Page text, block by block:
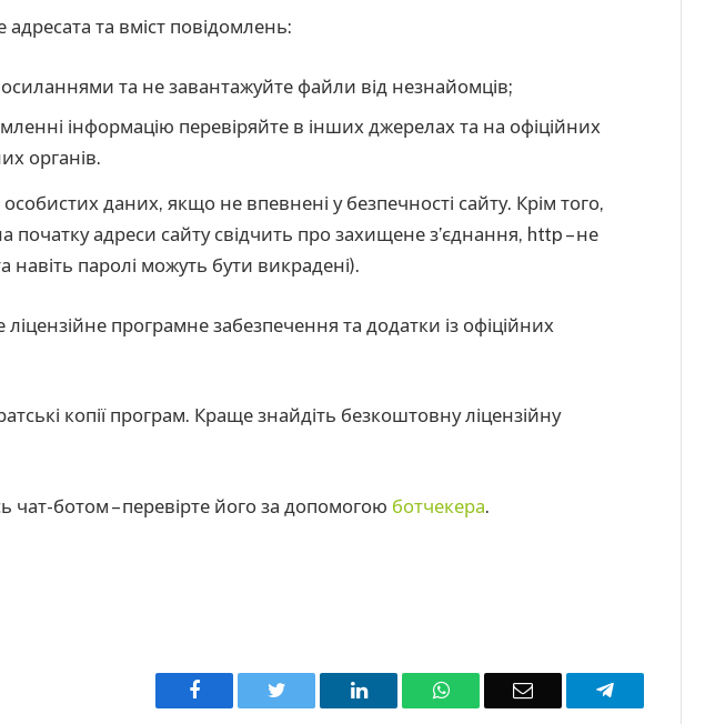
та вміст повідомлень:
та не завантажуйте файли від незнайомців;
інформацію перевіряйте в інших джерелах та на офіційних
органів.
даних, якщо не впевнені у безпечності сайту. Крім того,
початку адреси сайту свідчить про захищене з’єднання, http – не
навіть паролі можуть бути викрадені).
програмне забезпечення та додатки із офіційних
копії програм. Краще знайдіть безкоштовну ліцензійну
чат-ботом – перевірте його за допомогою ботчекера.
Facebook Twitter LinkedIn WhatsAppEmail Telegram